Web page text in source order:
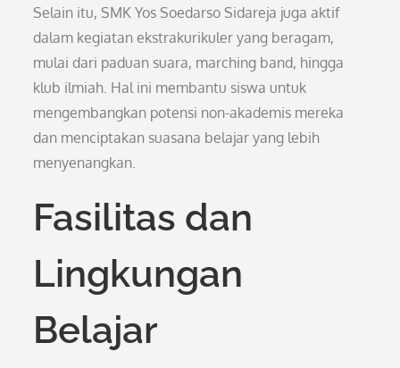
Selain itu, SMK Yos Soedarso Sidareja juga aktif
dalam kegiatan ekstrakurikuler yang beragam,
mulai dari paduan suara, marching band, hingga
klub ilmiah. Hal ini membantu siswa untuk
mengembangkan potensi non-akademis mereka
dan menciptakan suasana belajar yang lebih
menyenangkan.
Fasilitas dan
Lingkungan
Belajar